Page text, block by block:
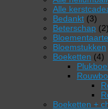
Alle
Bedankt 33
Beterschap 22
Bloemstukken
Boeketten 44
Boeketten +